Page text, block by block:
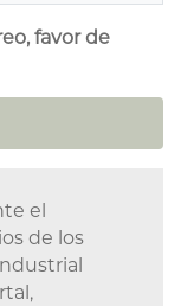
favor de
el
de los